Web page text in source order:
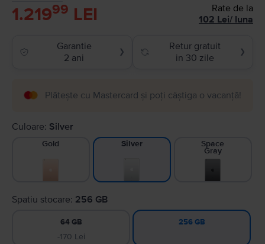
1.21999 LEI
Rate de la
102 Lei/ luna
Garantie
2 ani
❯
Retur gratuit
in 30 zile
❯
Plătește cu Mastercard și poți câștiga o vacanță!
Culoare: Silver
Gold Silver Space
Gray
Spatiu stocare: 256 GB
64 GB
-170 Lei
256 GB